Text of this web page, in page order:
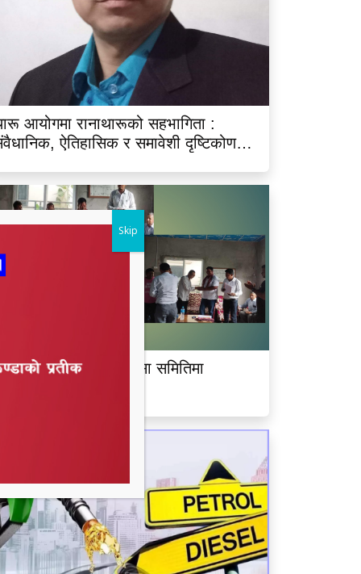
आयोगमा रानाथारूको सहभागिता :
ऐतिहासिक र समावेशी दृष्टिकोणबाट
नगर बरघर भलमन्सा समितिमा
Skip